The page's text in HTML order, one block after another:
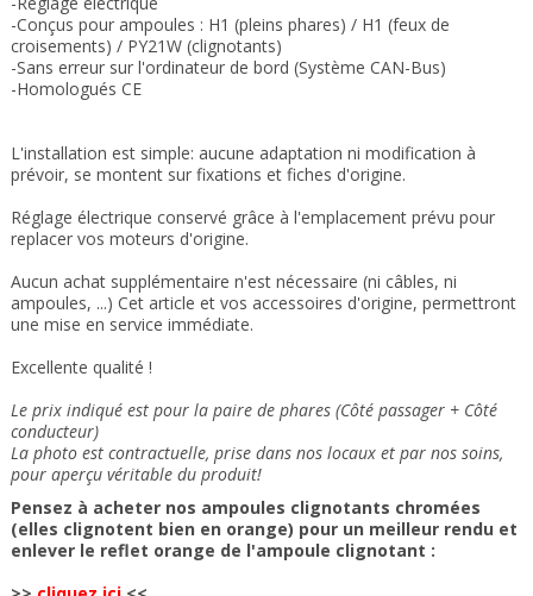
-Conçus pour ampoules : H1 (pleins phares) / H1 (feux de
croisements) / PY21W (clignotants)
-Sans erreur sur l'ordinateur de bord (Système CAN-Bus)
-Homologués CE
L'installation est simple: aucune adaptation ni modification à
prévoir, se montent sur fixations et fiches d'origine.
Réglage électrique conservé grâce à l'emplacement prévu pour
replacer vos moteurs d'origine.
Aucun achat supplémentaire n'est nécessaire (ni câbles, ni
ampoules, ...) Cet article et vos accessoires d'origine, permettront
une mise en service immédiate.
Excellente qualité !
Le prix indiqué est pour la paire de phares (Côté passager + Côté
conducteur)
La photo est contractuelle, prise dans nos locaux et par nos soins,
pour aperçu véritable du produit!
Pensez à acheter nos ampoules clignotants chromées
(elles clignotent bien en orange) pour un meilleur rendu et
enlever le reflet orange de l'ampoule clignotant :